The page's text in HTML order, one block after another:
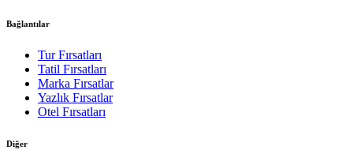
Bağlantılar
Tur Fırsatları
Tatil Fırsatları
Marka Fırsatlar
Yazlık Fırsatlar
Otel Fırsatları
Diğer